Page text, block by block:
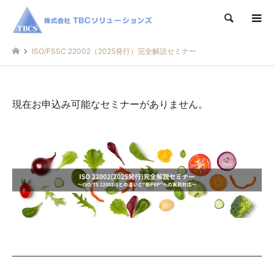
検索
ISO/FSSC 22002（2025発行）完全解説セミナー
現在お申込み可能なセミナーがありません。